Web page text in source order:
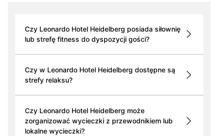
Czy Leonardo Hotel Heidelberg posiada siłownię
lub strefę fitness do dyspozycji gości?
Czy w Leonardo Hotel Heidelberg dostępne są
strefy relaksu?
Czy Leonardo Hotel Heidelberg może
zorganizować wycieczki z przewodnikiem lub
lokalne wycieczki?